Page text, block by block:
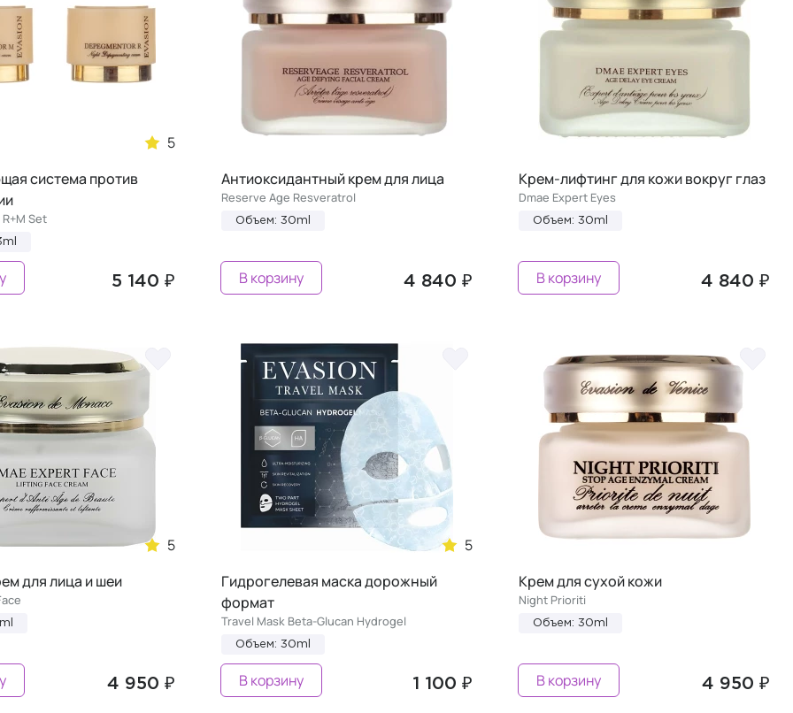
5
система против
Set
5 140 ₽
Антиоксидантный крем для лица
Reserve Age Resveratrol
Объем: 30ml
4 840 ₽
В корзину
Крем-лифтинг для кожи вокруг глаз
Dmae Expert Eyes
Объем: 30ml
4 840 ₽
В корзину
5
для лица и шеи
4 950 ₽
5
Гидрогелевая маска дорожный
формат
Travel Mask Beta-Glucan Hydrogel
Объем: 30ml
1 100 ₽
В корзину
Крем для сухой кожи
Night Prioriti
Объем: 30ml
4 950 ₽
В корзину